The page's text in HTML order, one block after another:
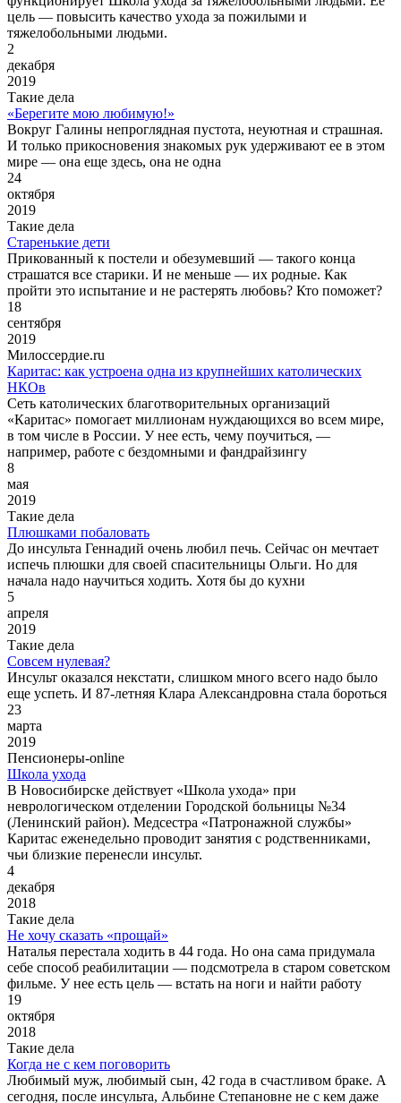
цель — повысить качество ухода за пожилыми и
тяжелобольными людьми.
2
декабря
2019
Такие дела
«Берегите мою любимую!»
Вокруг Галины непроглядная пустота, неуютная и страшная.
И только прикосновения знакомых рук удерживают ее в этом
мире — она еще здесь, она не одна
24
октября
2019
Такие дела
Старенькие дети
Прикованный к постели и обезумевший — такого конца
страшатся все старики. И не меньше — их родные. Как
пройти это испытание и не растерять любовь? Кто поможет?
18
сентября
2019
Милоссердие.ru
Каритас: как устроена одна из крупнейших католических
НКОв
Сеть католических благотворительных организаций
«Каритас» помогает миллионам нуждающихся во всем мире,
в том числе в России. У нее есть, чему поучиться, —
например, работе с бездомными и фандрайзингу
8
мая
2019
Такие дела
Плюшками побаловать
До инсульта Геннадий очень любил печь. Сейчас он мечтает
испечь плюшки для своей спасительницы Ольги. Но для
начала надо научиться ходить. Хотя бы до кухни
5
апреля
2019
Такие дела
Совсем нулевая?
Инсульт оказался некстати, слишком много всего надо было
еще успеть. И 87-летняя Клара Александровна стала бороться
23
марта
2019
Пенсионеры-online
Школа ухода
В Новосибирске действует «Школа ухода» при
неврологическом отделении Городской больницы №34
(Ленинский район). Медсестра «Патронажной службы»
Каритас еженедельно проводит занятия с родственниками,
чьи близкие перенесли инсульт.
4
декабря
2018
Такие дела
Не хочу сказать «прощай»
Наталья перестала ходить в 44 года. Но она сама придумала
себе способ реабилитации — подсмотрела в старом советском
фильме. У нее есть цель — встать на ноги и найти работу
19
октября
2018
Такие дела
Когда не с кем поговорить
Любимый муж, любимый сын, 42 года в счастливом браке. А
сегодня, после инсульта, Альбине Степановне не с кем даже